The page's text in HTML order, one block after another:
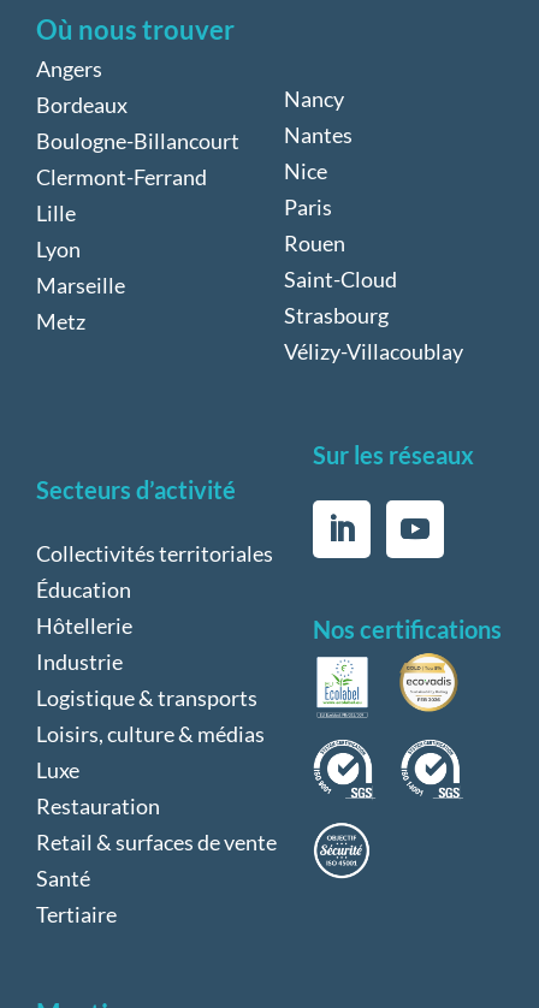
Où nous trouver
Angers
Bordeaux
Boulogne-Billancourt
Clermont-Ferrand
Lille
Lyon
Marseille
Metz
Nancy
Nantes
Nice
Paris
Rouen
Saint-Cloud
Strasbourg
Vélizy-Villacoublay
Secteurs d’activité
Collectivités territoriales
Éducation
Hôtellerie
Industrie
Logistique & transports
Loisirs, culture & médias
Luxe
Restauration
Retail & surfaces de vente
Santé
Tertiaire
Sur les réseaux
Nos certifications